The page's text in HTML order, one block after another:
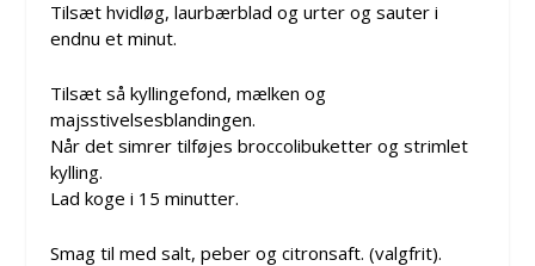
Tilsæt hvidløg, laurbærblad og urter og sauter i
endnu et minut.
Tilsæt så kyllingefond, mælken og
majsstivelsesblandingen.
Når det simrer tilføjes broccolibuketter og strimlet
kylling.
Lad koge i 15 minutter.
Smag til med salt, peber og citronsaft. (valgfrit).